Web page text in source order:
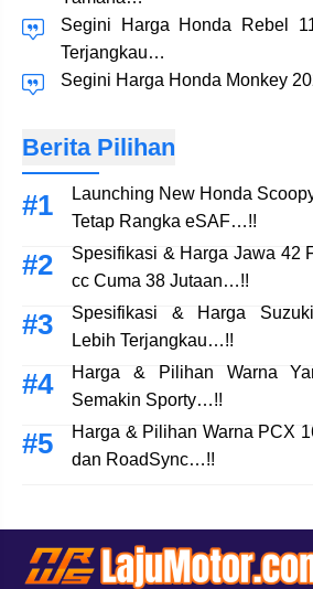
Segini Harga Honda Rebel
Terjangkau…
Segini Harga Honda Monkey
Berita Pilihan
Launching New Honda
Tetap Rangka eSAF…!!
Spesifikasi & Harga Jawa 42
cc Cuma 38 Jutaan…!!
Spesifikasi & Harga
Lebih Terjangkau…!!
Harga & Pilihan Warna
Semakin Sporty…!!
Harga & Pilihan Warna PCX
dan RoadSync…!!